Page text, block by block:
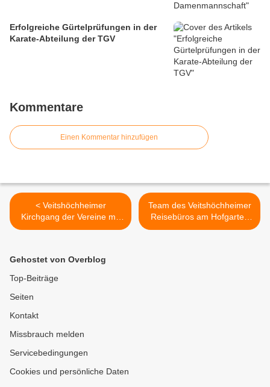
Erfolgreiche Gürtelprüfungen in der
Karate-Abteilung der TGV
Kommentare
Einen Kommentar hinzufügen
< Veitshöchheimer
Kirchgang der Vereine mit
Frühschoppen in den
Neuauflage am Sonntag, 6.
November 2022
Team des Veitshöchheimer
Reisebüros am Hofgarten
feierte voller Stolz
Gehostet von Overblog
Top-Beiträge
Seiten
Kontakt
Missbrauch melden
Servicebedingungen
Cookies und persönliche Daten